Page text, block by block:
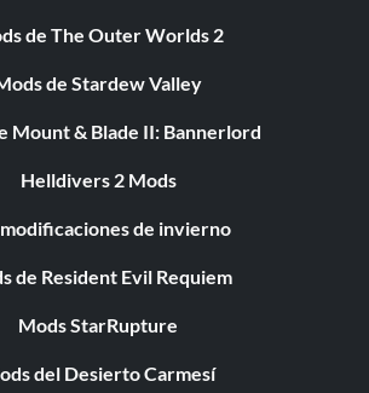
de The Outer Worlds 2
de Stardew Valley
Mount & Blade II: Bannerlord
Helldivers 2 Mods
de invierno
de Resident Evil Requiem
Mods StarRupture
del Desierto Carmesí